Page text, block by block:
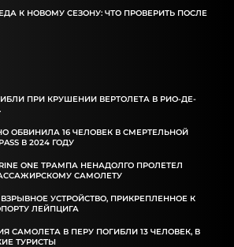
К НОВОМУ СЕЗОНУ: ЧТО ПРОВЕРИТЬ ПОСЛЕ
ПРИ КРУШЕНИИ ВЕРТОЛЕТА В РИО-ДЕ-
ОБВИНИЛА 16 ЧЕЛОВЕК В СМЕРТЕЛЬНОЙ
В 2024 ГОДУ
ONE ТРАМПА НЕНАДОЛГО ПРОЛЕТЕЛ
САМОЛЕТУ
УСТРОЙСТВО, ПРИКРЕПЛЕННОЕ К
ЛЕЙПЦИГА
САМОЛЕТА В ПЕРУ ПОГИБЛИ 13 ЧЕЛОВЕК, В
ТУРИСТЫ